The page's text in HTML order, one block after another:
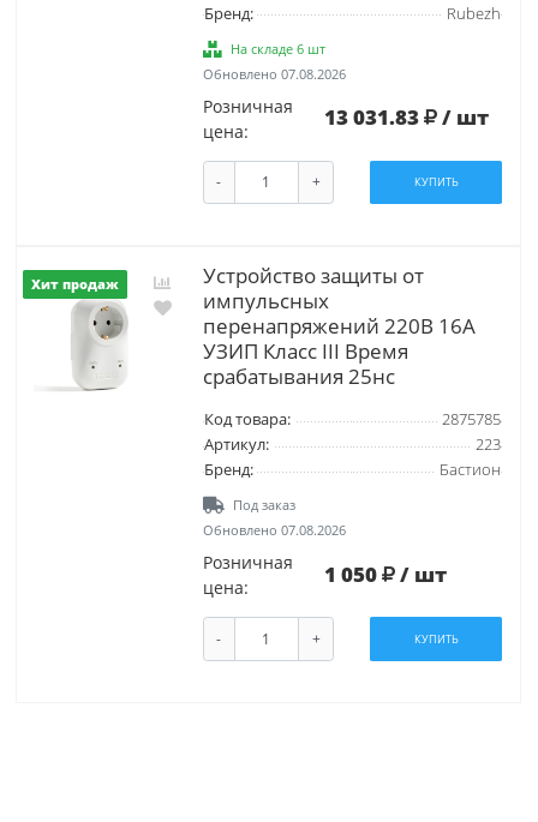
Бренд:
Rubezh
На складе 6 шт
Обновлено 07.08.2026
Розничная
цена:
13 031.83 / шт
- + КУПИТЬ
Хит продаж
Устройство защиты от
импульсных
перенапряжений 220В 16А
УЗИП Класс III Время
срабатывания 25нс
Код товара:
2875785
Артикул:
223
Бренд:
Бастион
Под заказ
Обновлено 07.08.2026
Розничная
цена:
1 050 / шт
- + КУПИТЬ